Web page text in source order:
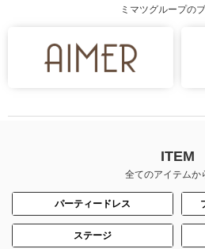
ミマツグループの
ITEM
全てのアイテムか
パーティードレス
ステージ